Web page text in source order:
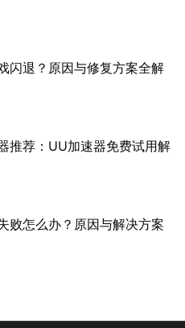
闪退？原因与修复方案全解
推荐：UU加速器免费试用解
败怎么办？原因与解决方案